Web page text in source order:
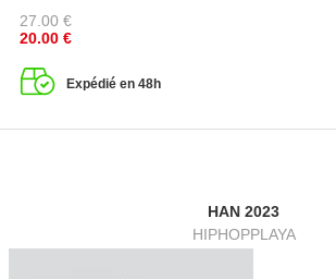
27.00 €
20.00 €
Expédié en 48h
HAN 2023
HIPHOPPLAYA